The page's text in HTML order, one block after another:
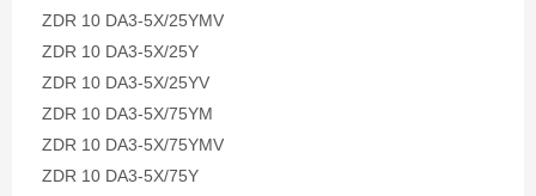
ZDR 10 DA3-5X/25YMV
ZDR 10 DA3-5X/25Y
ZDR 10 DA3-5X/25YV
ZDR 10 DA3-5X/75YM
ZDR 10 DA3-5X/75YMV
ZDR 10 DA3-5X/75Y